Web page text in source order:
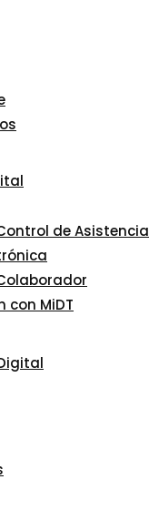
de Asistencia
con MiDT